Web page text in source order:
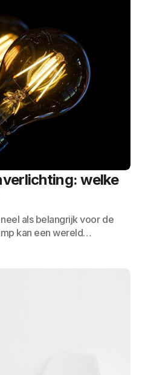
welke
als belangrijk voor de
kan een wereld…